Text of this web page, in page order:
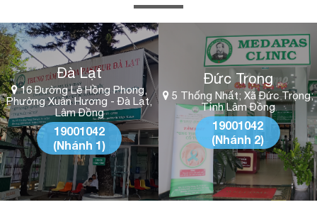
Đà Lạt
16 Đường Lê Hồng Phong,
Phường Xuân Hương - Đà Lạt,
Lâm Đồng
19001042
(Nhánh 1)
Đức Trọng
5 Thống Nhất; Xã Đức Trọng;
Tỉnh Lâm Đồng
19001042
(Nhánh 2)